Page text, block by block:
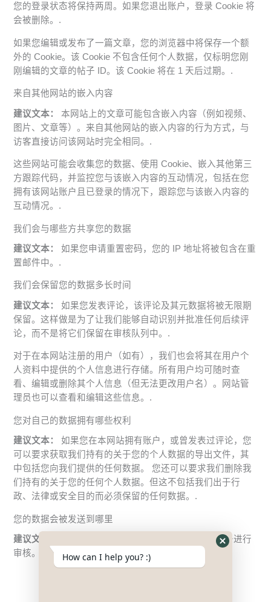
您的登录状态将保持两周。如果您退出账户，登录 Cookie 将
会被删除。.
如果您编辑或发布了一篇文章，您的浏览器中将保存一个额
外的 Cookie。该 Cookie 不包含任何个人数据，仅标明您刚
刚编辑的文章的帖子 ID。该 Cookie 将在 1 天后过期。.
来自其他网站的嵌入内容
建议文本：本网站上的文章可能包含嵌入内容（例如视频、
图片、文章等）。来自其他网站的嵌入内容的行为方式，与
访客直接访问该网站时完全相同。.
这些网站可能会收集您的数据、使用 Cookie、嵌入其他第三
方跟踪代码，并监控您与该嵌入内容的互动情况，包括在您
拥有该网站账户且已登录的情况下，跟踪您与该嵌入内容的
互动情况。.
我们会与哪些方共享您的数据
建议文本：如果您申请重置密码，您的 IP 地址将被包含在重
置邮件中。.
我们会保留您的数据多长时间
建议文本：如果您发表评论，该评论及其元数据将被无限期
保留。这样做是为了让我们能够自动识别并批准任何后续评
论，而不是将它们保留在审核队列中。.
对于在本网站注册的用户（如有），我们也会将其在用户个
人资料中提供的个人信息进行存储。所有用户均可随时查
看、编辑或删除其个人信息（但无法更改用户名）。网站管
理员也可以查看和编辑这些信息。.
您对自己的数据拥有哪些权利
建议文本：如果您在本网站拥有账户，或曾发表过评论，您
可以要求获取我们持有的关于您的个人数据的导出文件，其
中包括您向我们提供的任何数据。 您还可以要求我们删除我
们持有的关于您的任何个人数据。但这不包括我们出于行
政、法律或安全目的而必须保留的任何数据。.
您的数据会被发送到哪里
建议文本：
访客评论可能会通过自动垃圾信息检测服务进行
审核。.
How can I help you? :)